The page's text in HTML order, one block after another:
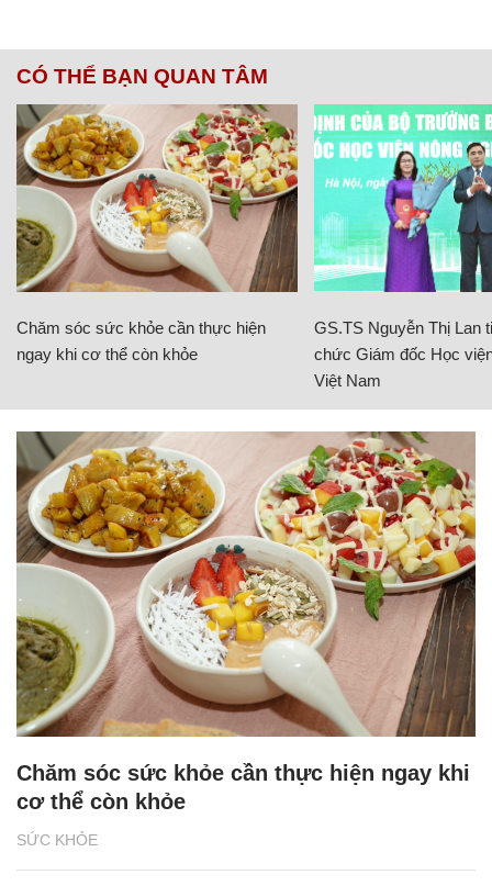
CÓ THỂ BẠN QUAN TÂM
Chăm sóc sức khỏe cần thực hiện
ngay khi cơ thể còn khỏe
GS.TS Nguyễn Thị Lan
chức Giám đốc Học
Việt Nam
SỨC KHỎE
Chăm sóc sức khỏe cần thực hiện ngay khi
cơ thể còn khỏe